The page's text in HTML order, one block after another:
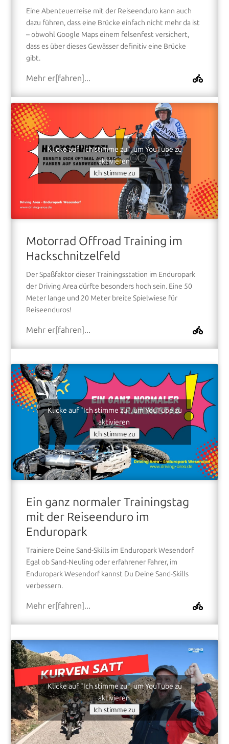
Eine Abenteuerreise mit der Reiseenduro kann auch
dazu führen, dass eine Brücke einfach nicht mehr da ist
– obwohl Google Maps einem felsenfest versichert,
dass es über dieses Gewässer definitiv eine Brücke
gibt.
Mehr er[fahren]...
Klicke auf "Ich stimme zu", um YouTube zu
aktivieren
Ich stimme zu
Motorrad Offroad Training im
Hackschnitzelfeld
Der Spaßfaktor dieser Trainingsstation im Enduropark
der Driving Area dürfte besonders hoch sein. Eine 50
Meter lange und 20 Meter breite Spielwiese für
Reiseenduros!
Mehr er[fahren]...
Klicke auf "Ich stimme zu", um YouTube zu
aktivieren
Ich stimme zu
Ein ganz normaler Trainingstag
mit der Reiseenduro im
Enduropark
Trainiere Deine Sand-Skills im Enduropark Wesendorf
Egal ob Sand-Neuling oder erfahrener Fahrer, im
Enduropark Wesendorf kannst Du Deine Sand-Skills
verbessern.
Mehr er[fahren]...
Klicke auf "Ich stimme zu", um YouTube zu
aktivieren
Ich stimme zu